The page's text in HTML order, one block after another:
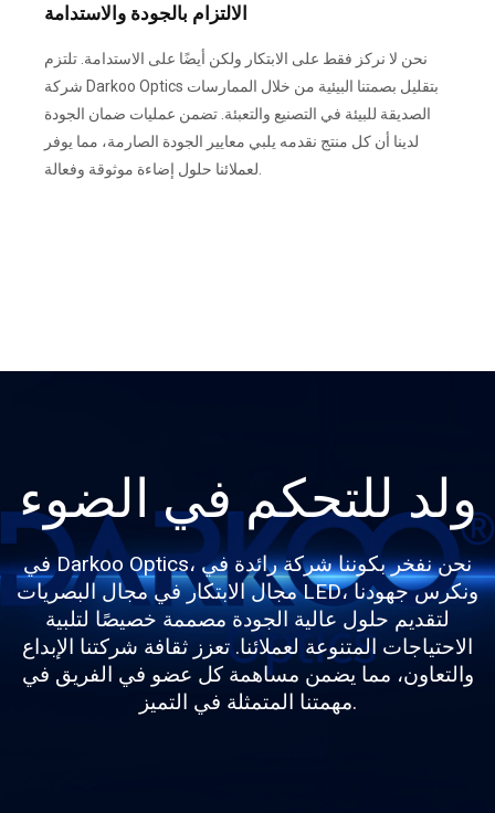
الالتزام بالجودة والاستدامة
نحن لا نركز فقط على الابتكار ولكن أيضًا على الاستدامة. تلتزم
شركة Darkoo Optics بتقليل بصمتنا البيئية من خلال الممارسات
الصديقة للبيئة في التصنيع والتعبئة. تضمن عمليات ضمان الجودة
لدينا أن كل منتج نقدمه يلبي معايير الجودة الصارمة، مما يوفر
ولد للتحكم في الضوء
في Darkoo Optics، نحن نفخر بكوننا شركة رائدة في
مجال الابتكار في مجال البصريات LED، ونكرس جهودنا
لتقديم حلول عالية الجودة مصممة خصيصًا لتلبية
الاحتياجات المتنوعة لعملائنا. تعزز ثقافة شركتنا الإبداع
والتعاون، مما يضمن مساهمة كل عضو في الفريق في
مهمتنا المتمثلة في التميز.